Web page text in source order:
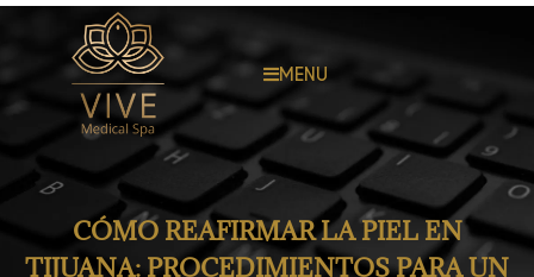
MENU
CÓMO REAFIRMAR LA PIEL EN
TIJUANA: PROCEDIMIENTOS PARA UN